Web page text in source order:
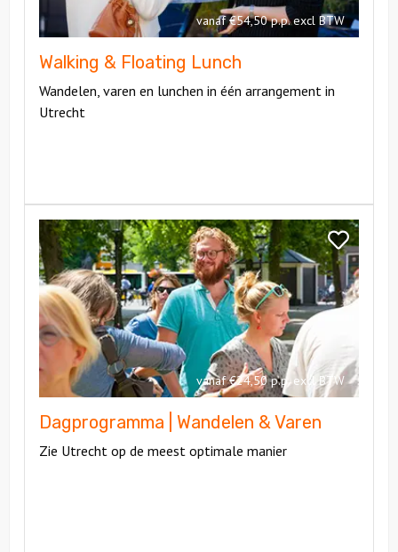
vanaf €54,50 p.p. excl BTW
Walking & Floating Lunch
Wandelen, varen en lunchen in één arrangement in
Utrecht
Bekijk
|
Wandelen
Varen
vanaf €24,50 p.p. excl BTW
Dagprogramma | Wandelen & Varen
Zie Utrecht op de meest optimale manier
Dagprogramma
Wandelen
Varen